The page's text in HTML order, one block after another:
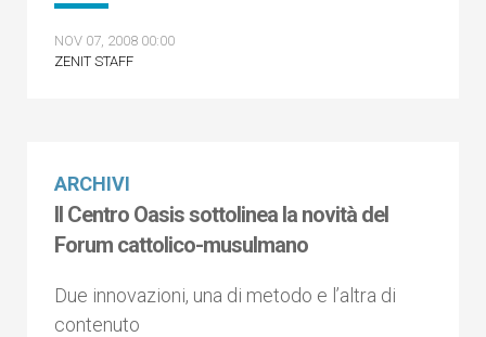
NOV 07, 2008 00:00
ZENIT STAFF
ARCHIVI
Il Centro Oasis sottolinea la novità del
Forum cattolico-musulmano
Due innovazioni, una di metodo e l’altra di
contenuto